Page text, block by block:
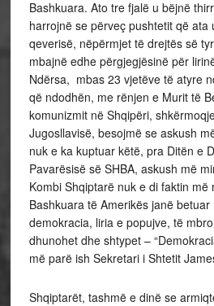
Bashkuara. Ato tre fjalë u bëjnë
harrojnë se përveç pushtetit që ata
qeverisë, nëpërmjet të drejtës së
mbajnë edhe përgjegjësinë për
Ndërsa, mbas 23 vjetëve të atyre
që ndodhën, me rënjen e Murit të
komunizmit në Shqipëri,
Jugosllavisë, besojmë se askush
nuk e ka kuptuar këtë, pra Ditën e
Pavarësisë së SHBA, askush më
Kombi Shqiptarë nuk e di faktin më
Bashkuara të Amerikës janë
demokracia, liria e popujve, të
dhunohet dhe shtypet –
më parë ish Sekretari i Shtetit
Shqiptarët, tashmë e dinë se